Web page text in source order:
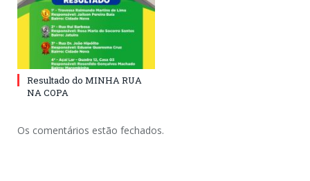
Resultado do MINHA RUA
NA COPA
Os comentários estão fechados.